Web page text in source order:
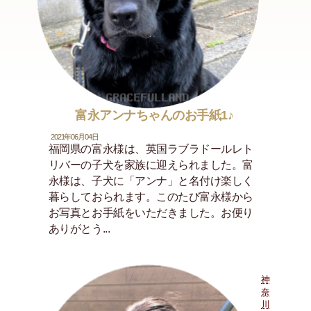
富永アンナちゃんのお手紙1♪
2021年06月04日
福岡県の富永様は、英国ラブラドールレト
リバーの子犬を家族に迎えられました。富
永様は、子犬に「アンナ」と名付け楽しく
暮らしておられます。このたび富永様から
お写真とお手紙をいただきました。お便り
ありがとう...
神
奈
川